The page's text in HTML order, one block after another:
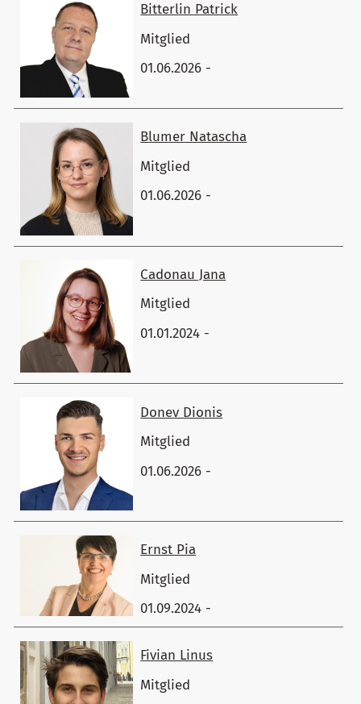
Bitterlin ​Patrick
Mitglied
01.06.2026 -
Blumer ​Natascha
Mitglied
01.06.2026 -
Cadonau ​Jana
Mitglied
01.01.2024 -
Donev ​Dionis
Mitglied
01.06.2026 -
Ernst ​Pia
Mitglied
01.09.2024 -
Fivian ​Linus
Mitglied